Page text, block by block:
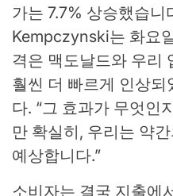
가는 7.7% 상승했습니
Kempczynski는 화요
격은 맥도날드와 우리
훨씬 더 빠르게 인상되
다. “그 효과가 무엇인
만 확실히, 우리는 약
예상합니다.”
소비자는 결국 지출에